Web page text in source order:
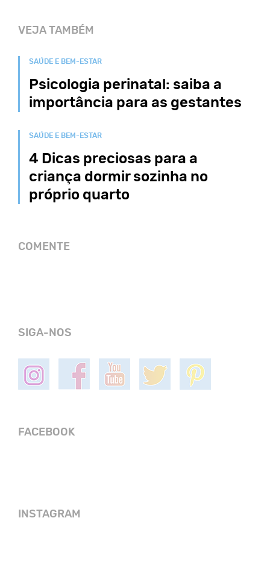
VEJA TAMBÉM
SAÚDE E BEM-ESTAR
Psicologia perinatal: saiba a
importância para as gestantes
SAÚDE E BEM-ESTAR
4 Dicas preciosas para a
criança dormir sozinha no
próprio quarto
COMENTE
SIGA-NOS
FACEBOOK
INSTAGRAM